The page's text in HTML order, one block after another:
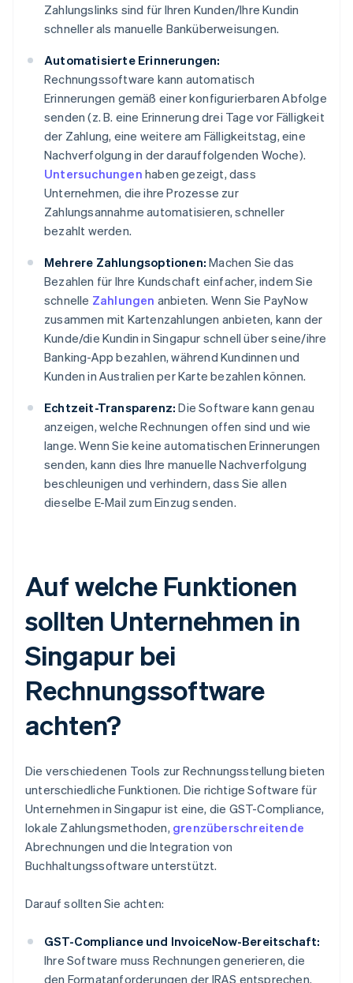
Zahlungslinks sind für Ihren Kunden/Ihre Kundin
schneller als manuelle Banküberweisungen.
Automatisierte Erinnerungen:
Rechnungssoftware kann automatisch
Erinnerungen gemäß einer konfigurierbaren Abfolge
senden (z. B. eine Erinnerung drei Tage vor Fälligkeit
der Zahlung, eine weitere am Fälligkeitstag, eine
Nachverfolgung in der darauffolgenden Woche).
Untersuchungen haben gezeigt, dass
Unternehmen, die ihre Prozesse zur
Zahlungsannahme automatisieren, schneller
bezahlt werden.
Mehrere Zahlungsoptionen: Machen Sie das
Bezahlen für Ihre Kundschaft einfacher, indem Sie
schnelle Zahlungen anbieten. Wenn Sie PayNow
zusammen mit Kartenzahlungen anbieten, kann der
Kunde/die Kundin in Singapur schnell über seine/ihre
Banking-App bezahlen, während Kundinnen und
Kunden in Australien per Karte bezahlen können.
Echtzeit-Transparenz: Die Software kann genau
anzeigen, welche Rechnungen offen sind und wie
lange. Wenn Sie keine automatischen Erinnerungen
senden, kann dies Ihre manuelle Nachverfolgung
beschleunigen und verhindern, dass Sie allen
dieselbe E-Mail zum Einzug senden.
Auf welche Funktionen
sollten Unternehmen in
Singapur bei
Rechnungssoftware
achten?
Die verschiedenen Tools zur Rechnungsstellung bieten
unterschiedliche Funktionen. Die richtige Software für
Unternehmen in Singapur ist eine, die GST-Compliance,
lokale Zahlungsmethoden, grenzüberschreitende
Abrechnungen und die Integration von
Buchhaltungssoftware unterstützt.
Darauf sollten Sie achten:
GST-Compliance und InvoiceNow-Bereitschaft:
Ihre Software muss Rechnungen generieren, die
den Formatanforderungen der IRAS entsprechen.